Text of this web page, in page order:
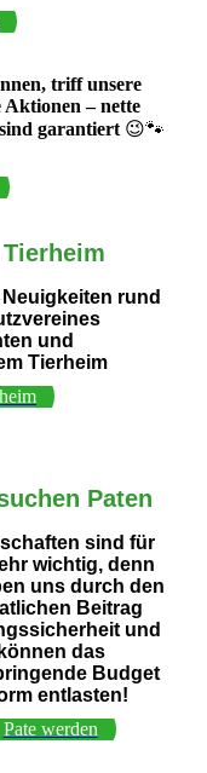
triff unsere
Aktionen – nette
garantiert 😉🐾
rund
und
Tierheim
Paten
sind für
wichtig, denn
uns durch den
Beitrag
und
können das
Budget
entlasten!
Pate werden